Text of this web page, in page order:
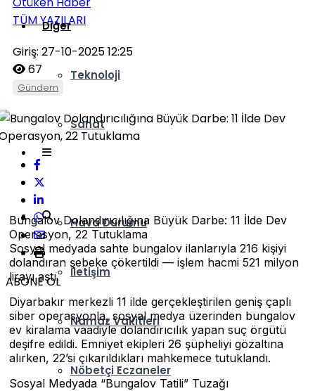
Diğer
Teknoloji
Sanat
Hava Durumu
İletişim
Namaz Vakitleri
Nöbetçi Eczaneler
TÜM YAZILARI
Giriş: 27-10-2025 12:25
67
Gündem
ABONE OL
Bungalov Dolandırıcılığına Büyük Darbe: 11 İlde Dev
Operasyon, 22 Tutuklama
Sosyal medyada sahte bungalov ilanlarıyla 216 kişiyi
dolandıran şebeke çökertildi — işlem hacmi 521 milyon
lirayı aştı.
Diyarbakır merkezli 11 ilde gerçekleştirilen geniş çaplı
siber operasyonla, sosyal medya üzerinden bungalov
ev kiralama vaadiyle dolandırıcılık yapan suç örgütü
deşifre edildi. Emniyet ekipleri 26 şüpheliyi gözaltına
alırken, 22’si çıkarıldıkları mahkemece tutuklandı.
Sosyal Medyada “Bungalov Tatili” Tuzağı